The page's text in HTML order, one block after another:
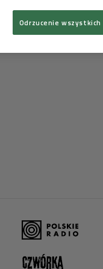
Odrzucenie wszystkich